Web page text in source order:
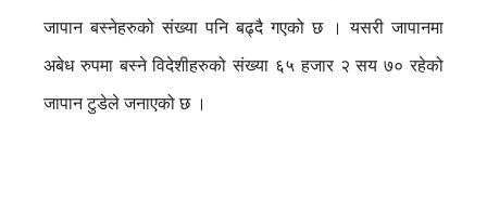
जापान बस्नेहरुको संख्या पनि बढ्दै गएको छ । यसरी जापानमा
अबेध रुपमा बस्ने विदेशीहरुको संख्या ६५ हजार २ सय ७० रहेको
जापान टुडेले जनाएको छ ।